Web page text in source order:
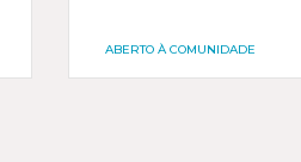
ABERTO À COMUNIDADE